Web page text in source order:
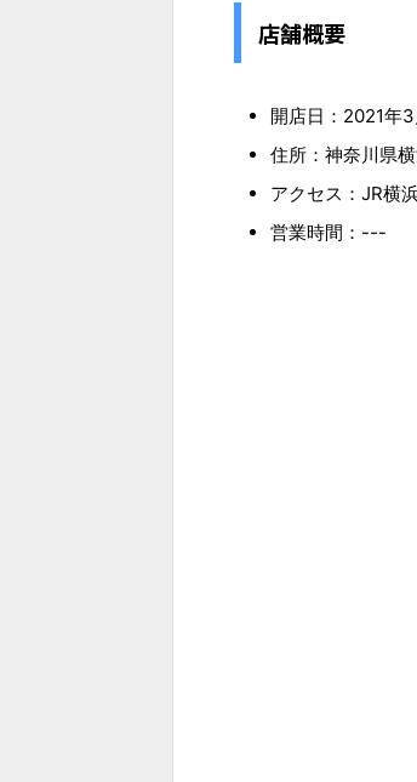
店舗概要
開店日：2021年
住所：神奈川県
アクセス：JR横
営業時間：---